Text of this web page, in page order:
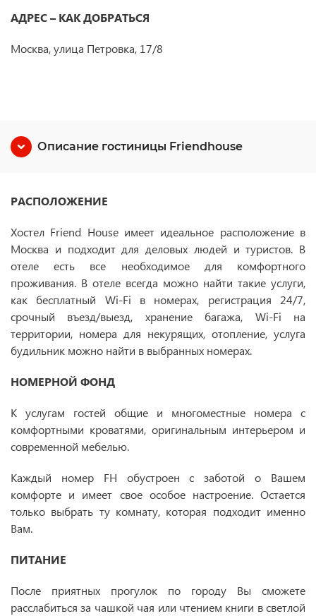
АДРЕС – КАК ДОБРАТЬСЯ
Москва, улица Петровка, 17/8
Описание гостиницы Friendhouse
РАСПОЛОЖЕНИЕ
Хостел Friend House имеет идеальное расположение в
Москва и подходит для деловых людей и туристов. В
отеле есть все необходимое для комфортного
проживания. В отеле всегда можно найти такие услуги,
как бесплатный Wi-Fi в номерах, регистрация 24/7,
срочный въезд/выезд, хранение багажа, Wi-Fi на
территории, номера для некурящих, отопление, услуга
будильник можно найти в выбранных номерах.
НОМЕРНОЙ ФОНД
К услугам гостей общие и многоместные номера с
комфортными кроватями, оригинальным интерьером и
современной мебелью.
Каждый номер FH обустроен с заботой о Вашем
комфорте и имеет свое особое настроение. Остается
только выбрать ту комнату, которая подходит именно
Вам.
ПИТАНИЕ
После приятных прогулок по городу Вы сможете
расслабиться за чашкой чая или чтением книги в светлой